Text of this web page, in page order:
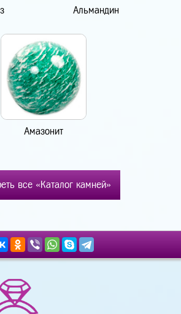
Альмандин
Амазонит
все «Каталог камней»